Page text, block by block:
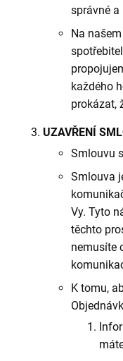
správné a
Na
každého
prokázat,
UZAVŘENÍ
Smlouvu
Smlouva
Vy. Tyto
těchto
nemusíte
K tomu,